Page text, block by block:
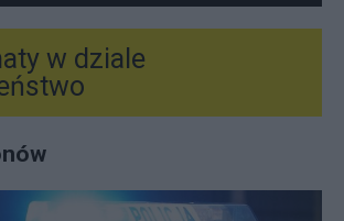
w dziale